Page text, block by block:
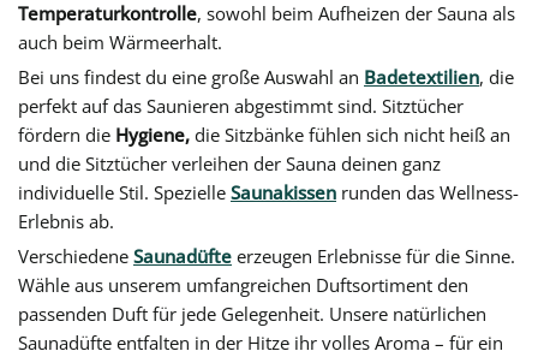
Temperaturkontrolle, sowohl beim Aufheizen der Sauna als
auch beim Wärmeerhalt.
Bei uns findest du eine große Auswahl an Badetextilien, die
perfekt auf das Saunieren abgestimmt sind. Sitztücher
fördern die Hygiene, die Sitzbänke fühlen sich nicht heiß an
und die Sitztücher verleihen der Sauna deinen ganz
individuelle Stil. Spezielle Saunakissen runden das Wellness-
Erlebnis ab.
Verschiedene Saunadüfte erzeugen Erlebnisse für die Sinne.
Wähle aus unserem umfangreichen Duftsortiment den
passenden Duft für jede Gelegenheit. Unsere natürlichen
Saunadüfte entfalten in der Hitze ihr volles Aroma – für ein